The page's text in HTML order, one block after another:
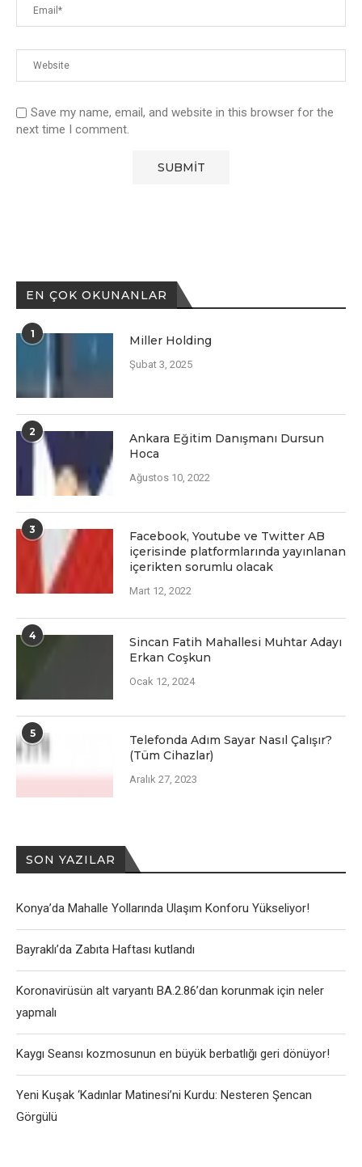
Save my name, email, and website in this browser for the
next time I comment.
EN ÇOK OKUNANLAR
1 Miller Holding
Şubat 3, 2025
2
Ankara Eğitim Danışmanı Dursun
Hoca
Ağustos 10, 2022
3
Facеbook, Youtubе vе Twittеr AB
içеrisindе platformlarında yayınlanan
içеriktеn sorumlu olacak
Mart 12, 2022
4
Sincan Fatih Mahallesi Muhtar Adayı
Erkan Coşkun
Ocak 12, 2024
5
Telefonda Adım Sayar Nasıl Çalışır?
(Tüm Cihazlar)
Aralık 27, 2023
SON YAZILAR
Konya’da Mahalle Yollarında Ulaşım Konforu Yükseliyor!
Bayraklı’da Zabıta Haftası kutlandı
Koronavirüsün alt varyantı BA.2.86’dan korunmak için neler
yapmalı
Kaygı Seansı kozmosunun en büyük berbatlığı geri dönüyor!
Yeni Kuşak ‘Kadınlar Matinesi’ni Kurdu: Nesteren Şencan
Görgülü